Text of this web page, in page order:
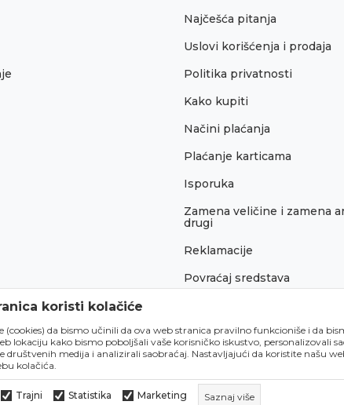
Najčešća pitanja
Uslovi korišćenja i prodaja
Politika privatnosti
Kako kupiti
Načini plaćanja
Plaćanje karticama
Isporuka
Zamena veličine i zamena
drugi
Reklamacije
Povraćaj sredstava
koristi kolačiće
(cookies) da bismo učinili da ova web stranica pravilno funkcioniše i da
lokaciju kako bismo poboljšali vaše korisničko iskustvo, personalizovali
društvenih medija i analizirali saobraćaj. Nastavljajući da koristite našu
kolačića.
Trajni Statistika Marketing Saznaj više